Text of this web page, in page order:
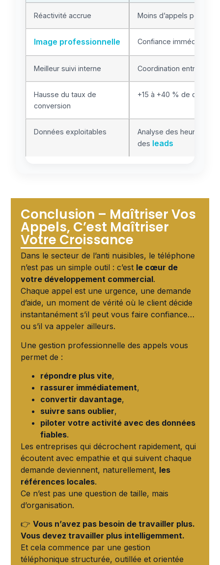
Réactivité accrue Moins d’appels perdus,
Image professionnelle Confiance immédiate
Meilleur suivi interne Coordination entre
Hausse du taux de
conversion
+15 à +40 % de devis
Données exploitables
Analyse des heures
des leads
Conclusion – Maîtriser Vos
Appels, C’est Maîtriser
Votre Croissance
Dans le secteur de l’anti nuisibles, le téléphone
n’est pas un simple outil : c’est le cœur de
votre développement commercial.
Chaque appel est une urgence, une demande
d’aide, un moment de vérité où le client décide
instantanément s’il peut vous faire confiance…
ou s’il va appeler ailleurs.
Une gestion professionnelle des appels vous
permet de :
répondre plus vite,
rassurer immédiatement,
convertir davantage,
suivre sans oublier,
piloter votre activité avec des données
fiables.
Les entreprises qui décrochent rapidement, qui
écoutent avec empathie et qui suivent chaque
demande deviennent, naturellement, les
références locales.
Ce n’est pas une question de taille, mais
d’organisation.
👉 Vous n’avez pas besoin de travailler plus.
Vous devez travailler plus intelligemment.
Et cela commence par une gestion
téléphonique structurée, outillée et orientée